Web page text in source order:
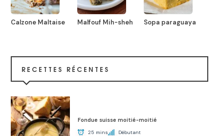
Calzone Maltaise Malfouf Mih-sheh Sopa paraguaya
RECETTES RÉCENTES
Fondue suisse moitié-moitié
25 mins Débutant